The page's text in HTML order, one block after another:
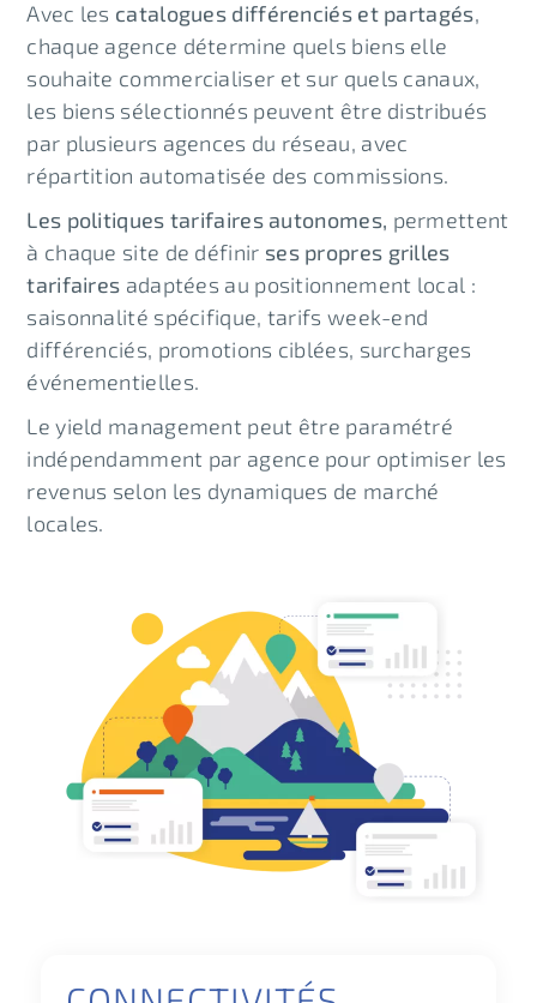
Avec les catalogues différenciés et partagés,
chaque agence détermine quels biens elle
souhaite commercialiser et sur quels canaux,
les biens sélectionnés peuvent être distribués
par plusieurs agences du réseau, avec
répartition automatisée des commissions.
Les politiques tarifaires autonomes, permettent
à chaque site de définir ses propres grilles
tarifaires adaptées au positionnement local :
saisonnalité spécifique, tarifs week-end
différenciés, promotions ciblées, surcharges
événementielles.
Le yield management peut être paramétré
indépendamment par agence pour optimiser les
revenus selon les dynamiques de marché
locales.